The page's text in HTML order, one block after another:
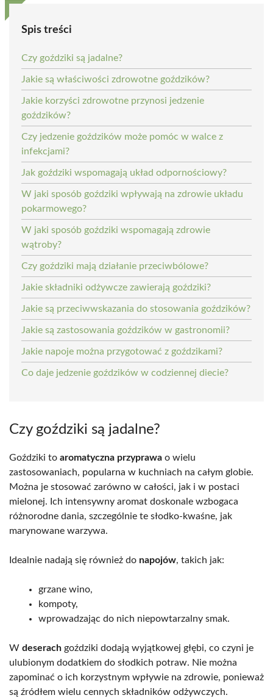
Spis treści
Czy goździki są jadalne?
Jakie są właściwości zdrowotne goździków?
Jakie korzyści zdrowotne przynosi jedzenie
goździków?
Czy jedzenie goździków może pomóc w walce z
infekcjami?
Jak goździki wspomagają układ odpornościowy?
W jaki sposób goździki wpływają na zdrowie układu
pokarmowego?
W jaki sposób goździki wspomagają zdrowie
wątroby?
Czy goździki mają działanie przeciwbólowe?
Jakie składniki odżywcze zawierają goździki?
Jakie są przeciwwskazania do stosowania goździków?
Jakie są zastosowania goździków w gastronomii?
Jakie napoje można przygotować z goździkami?
Co daje jedzenie goździków w codziennej diecie?
Czy goździki są jadalne?
Goździki to aromatyczna przyprawa o wielu
zastosowaniach, popularna w kuchniach na całym globie.
Można je stosować zarówno w całości, jak i w postaci
mielonej. Ich intensywny aromat doskonale wzbogaca
różnorodne dania, szczególnie te słodko-kwaśne, jak
marynowane warzywa.
Idealnie nadają się również do napojów, takich jak:
grzane wino,
kompoty,
wprowadzając do nich niepowtarzalny smak.
W deserach goździki dodają wyjątkowej głębi, co czyni je
ulubionym dodatkiem do słodkich potraw. Nie można
zapominać o ich korzystnym wpływie na zdrowie, ponieważ
są źródłem wielu cennych składników odżywczych.